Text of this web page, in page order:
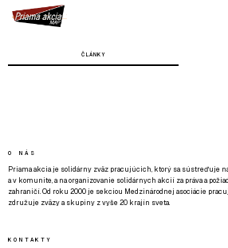
ČLÁNKY
O NÁS
Priama akcia je solidárny zväz pracujúcich, ktorý sa sústreďuje
a v komunite, a na organizovanie solidárnych akcií za práva a
zahraničí. Od roku 2000 je sekciou Medzinárodnej asociácie
združuje zväzy a skupiny z vyše 20 krajín sveta.
KONTAKTY